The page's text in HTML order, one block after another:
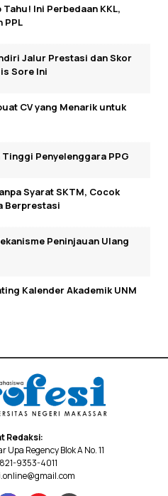
Ini Perbedaan KKL,
PPL
Jalur Prestasi dan Skor
Sore Ini
CV yang Menarik untuk
Penyelenggara PPG
Syarat SKTM, Cocok
Berprestasi
Peninjauan Ulang
Kalender Akademik UNM
Redaksi:
Upa Regency Blok A No. 11
9353-4011